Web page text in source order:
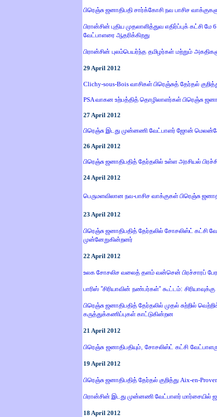
பிரெஞ்சு ஜனாதிபதி சார்க்கோசி நவ பாசிச
பிரான்சின் புதிய முதலாளித்துவ எதிர்ப்புக் கட்சி
வேட்பாளரை ஆதரிக்கிறது
பிரான்சின் புலம்பெயர்ந்த தமிழர்கள் மற்றும்
29 April 2012
Clichy-sous-Bois வாசிகள் பிரெஞ்சுத் தேர்தல்
PSA வாகன உற்பத்தித் தொழிலாளர்கள் பிரெஞ்சு
27 April 2012
பிரெஞ்சு இடது முன்னணி வேட்பாளர் ஜோன்
26 April 2012
பிரெஞ்சு ஜனாதிபதித் தேர்தலில் உள்ள அரசியல்
24 April 2012
பெருமளவிலான நவ-பாசிச வாக்குகள் பிரெஞ்சு
23 April 2012
பிரெஞ்சு ஜனாதிபதித் தேர்தலில் சோசலிஸ்ட் கட்சி
முன்னேறுகின்றனர்
22 April 2012
உலக சோசலிச வலைத் தளம் வன்சென் பிரச்சாரப்
பாரிஸ் ”சிரியாவின் நண்பர்கள்” கூட்டம்:
பிரெஞ்சு ஜனாதிபதித் தேர்தலில் முதல் சுற்றில்
கருத்துக்கணிப்புகள் காட்டுகின்றன
21 April 2012
பிரெஞ்சு ஜனாதிபதியும் சோசலிஸ்ட் கட்சி
19 April 2012
பிரெஞ்சு ஜனாதிபதித் தேர்தல் குறித்து Aix-en-
பிரான்சின் இடது முன்னணி வேட்பாளர் மார்சையில்
18 April 2012